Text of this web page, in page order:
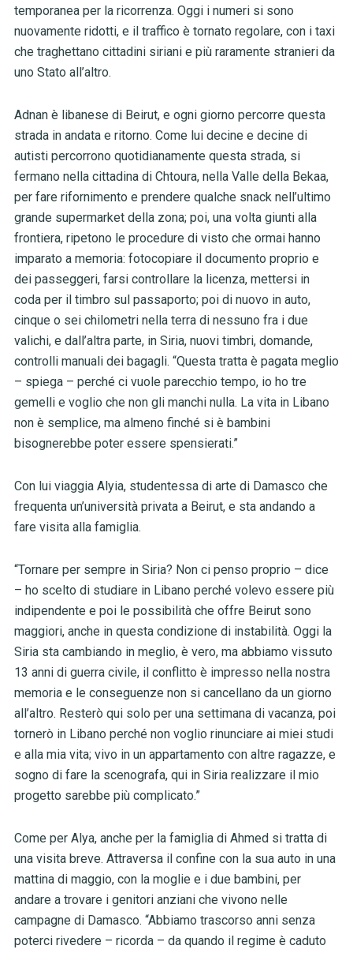
temporanea per la ricorrenza. Oggi i numeri si sono
nuovamente ridotti, e il traffico è tornato regolare, con i taxi
che traghettano cittadini siriani e più raramente stranieri da
uno Stato all’altro.
Adnan è libanese di Beirut, e ogni giorno percorre questa
strada in andata e ritorno. Come lui decine e decine di
autisti percorrono quotidianamente questa strada, si
fermano nella cittadina di Chtoura, nella Valle della Bekaa,
per fare rifornimento e prendere qualche snack nell’ultimo
grande supermarket della zona; poi, una volta giunti alla
frontiera, ripetono le procedure di visto che ormai hanno
imparato a memoria: fotocopiare il documento proprio e
dei passeggeri, farsi controllare la licenza, mettersi in
coda per il timbro sul passaporto; poi di nuovo in auto,
cinque o sei chilometri nella terra di nessuno fra i due
valichi, e dall’altra parte, in Siria, nuovi timbri, domande,
controlli manuali dei bagagli. “Questa tratta è pagata meglio
– spiega – perché ci vuole parecchio tempo, io ho tre
gemelli e voglio che non gli manchi nulla. La vita in Libano
non è semplice, ma almeno finché si è bambini
bisognerebbe poter essere spensierati.”
Con lui viaggia Alyia, studentessa di arte di Damasco che
frequenta un’università privata a Beirut, e sta andando a
fare visita alla famiglia.
“Tornare per sempre in Siria? Non ci penso proprio – dice
– ho scelto di studiare in Libano perché volevo essere più
indipendente e poi le possibilità che offre Beirut sono
maggiori, anche in questa condizione di instabilità. Oggi la
Siria sta cambiando in meglio, è vero, ma abbiamo vissuto
13 anni di guerra civile, il conflitto è impresso nella nostra
memoria e le conseguenze non si cancellano da un giorno
all’altro. Resterò qui solo per una settimana di vacanza, poi
tornerò in Libano perché non voglio rinunciare ai miei studi
e alla mia vita; vivo in un appartamento con altre ragazze, e
sogno di fare la scenografa, qui in Siria realizzare il mio
progetto sarebbe più complicato.”
Come per Alya, anche per la famiglia di Ahmed si tratta di
una visita breve. Attraversa il confine con la sua auto in una
mattina di maggio, con la moglie e i due bambini, per
andare a trovare i genitori anziani che vivono nelle
campagne di Damasco. “Abbiamo trascorso anni senza
poterci rivedere – ricorda – da quando il regime è caduto